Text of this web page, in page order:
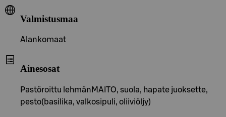
Valmistusmaa
Alankomaat
Ainesosat
Pastöroittu lehmänMAITO, suola, hapate juoksette,
pesto(basilika, valkosipuli, oliiviöljy)